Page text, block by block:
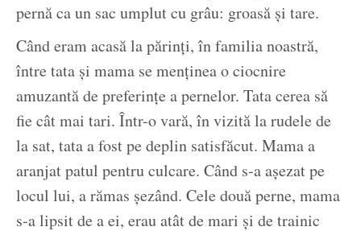
pernă ca un sac umplut cu grâu: groasă și tare.
Când eram acasă la părinți, în familia noastră,
între tata și mama se menținea o ciocnire
amuzantă de preferințe a pernelor. Tata cerea să
fie cât mai tari. Într-o vară, în vizită la rudele de
la sat, tata a fost pe deplin satisfăcut. Mama a
aranjat patul pentru culcare. Când s-a așezat pe
locul lui, a rămas șezând. Cele două perne, mama
s-a lipsit de a ei, erau atât de mari și de trainic